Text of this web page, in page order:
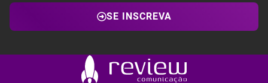
SE INSCREVA